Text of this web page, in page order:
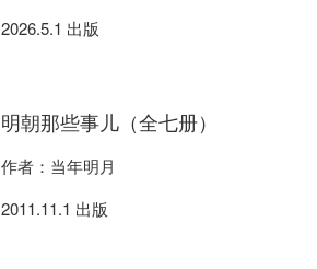
2026.5.1 出版
明朝那些事儿（全七册）
作者：当年明月
2011.11.1 出版